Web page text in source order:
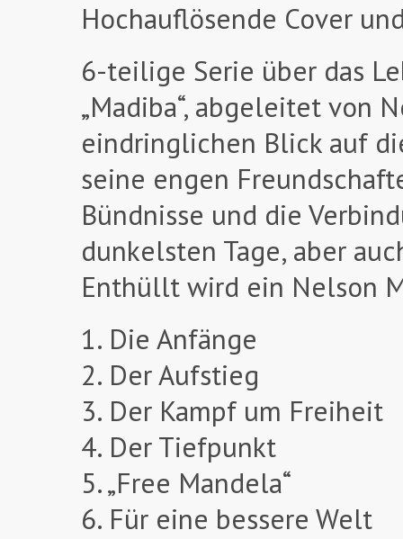
Hochauflösende Cover
6-teilige Serie über das
„Madiba“, abgeleitet von
eindringlichen Blick auf
seine engen
Bündnisse und die
dunkelsten Tage, aber
Enthüllt wird ein Nelson
1. Die Anfänge
2. Der Aufstieg
3. Der Kampf um Freiheit
4. Der Tiefpunkt
5. „Free Mandela“
6. Für eine bessere Welt